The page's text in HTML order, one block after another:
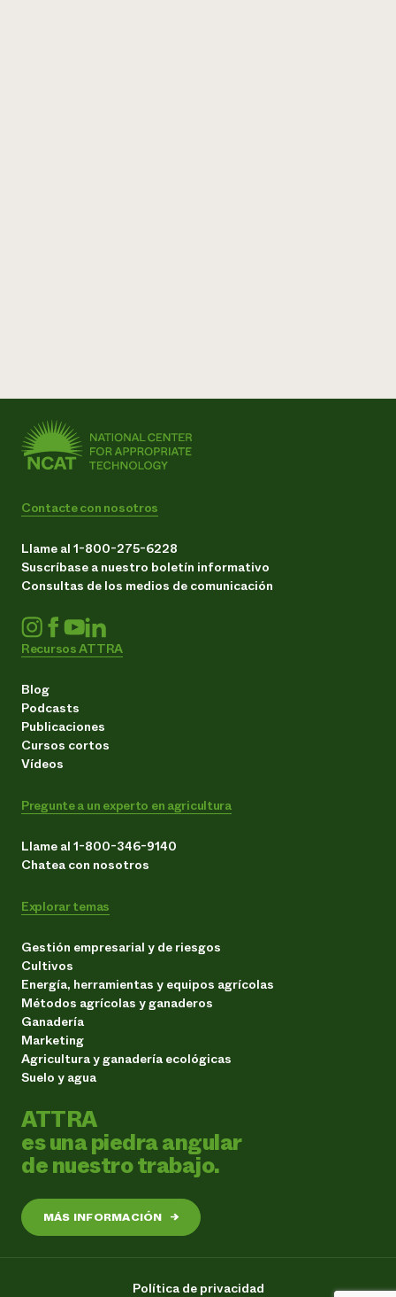
Contacte con nosotros
Llame al 1-800-275-6228
Suscríbase a nuestro boletín informativo
Consultas de los medios de comunicación
Recursos ATTRA
Blog
Podcasts
Publicaciones
Cursos cortos
Vídeos
Pregunte a un experto en agricultura
Llame al 1-800-346-9140
Chatea con nosotros
Explorar temas
Gestión empresarial y de riesgos
Cultivos
Energía, herramientas y equipos agrícolas
Métodos agrícolas y ganaderos
Ganadería
Marketing
Agricultura y ganadería ecológicas
Suelo y agua
ATTRA
es una piedra angular
de nuestro trabajo.
MÁS INFORMACIÓN →
Política de privacidad